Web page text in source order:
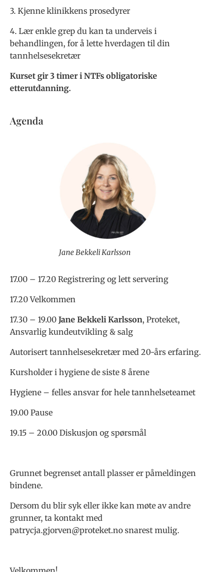
3. Kjenne klinikkens prosedyrer
4. Lær enkle grep du kan ta underveis i
behandlingen, for å lette hverdagen til din
tannhelsesekretær
Kurset gir 3 timer i NTFs obligatoriske
etterutdanning.
Agenda
Jane Bekkeli Karlsson
17.00 – 17.20 Registrering og lett servering
17.20 Velkommen
17.30 – 19.00 Jane Bekkeli Karlsson, Proteket,
Ansvarlig kundeutvikling & salg
Autorisert tannhelsesekretær med 20-års erfaring.
Kursholder i hygiene de siste 8 årene
Hygiene – felles ansvar for hele tannhelseteamet
19.00 Pause
19.15 – 20.00 Diskusjon og spørsmål
Grunnet begrenset antall plasser er påmeldingen
bindene.
Dersom du blir syk eller ikke kan møte av andre
grunner, ta kontakt med
patrycja.gjorven@proteket.no snarest mulig.